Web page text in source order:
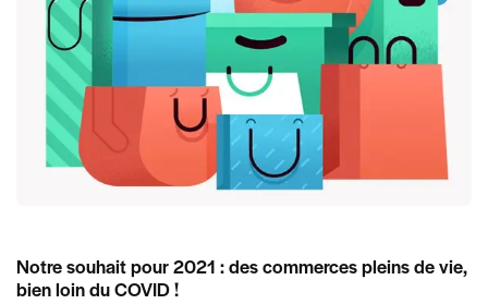
Notre souhait pour 2021 : des commerces pleins de vie,
bien loin du COVID !